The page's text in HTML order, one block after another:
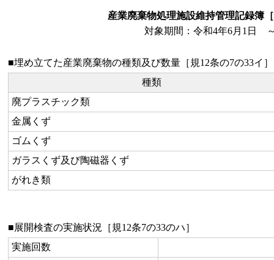
産業廃棄物処理施設維持管理記録簿
対象期間：令和4年6月1日
■埋め立てた産業廃棄物の種類及び数量［規12条の7の33イ］
種類
廃プラスチック類
金属くず
ゴムくず
ガラスくず及び陶磁器くず
がれき類
■展開検査の実施状況［規12条7の33のハ］
実施回数